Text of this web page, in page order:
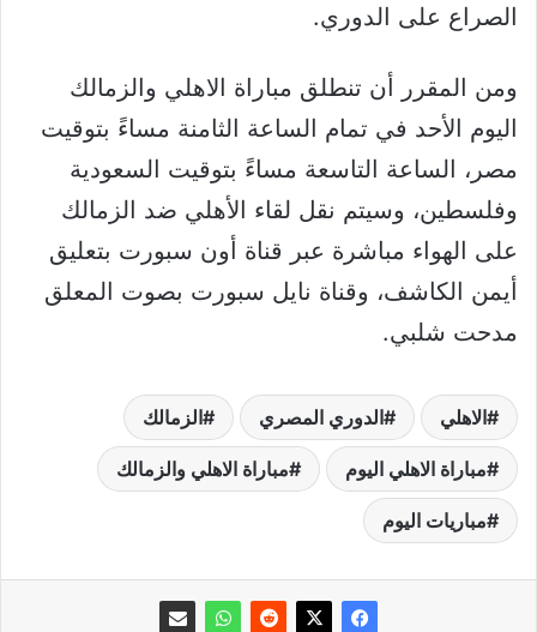
الصراع على الدوري.
ومن المقرر أن تنطلق مباراة الاهلي والزمالك
اليوم الأحد في تمام الساعة الثامنة مساءً بتوقيت
مصر، الساعة التاسعة مساءً بتوقيت السعودية
وفلسطين، وسيتم نقل لقاء الأهلي ضد الزمالك
على الهواء مباشرة عبر قناة أون سبورت بتعليق
أيمن الكاشف، وقناة نايل سبورت بصوت المعلق
مدحت شلبي.
الاهلي الدوري المصري الزمالك
مباراة الاهلي اليوم مباراة الاهلي والزمالك
مباريات اليوم